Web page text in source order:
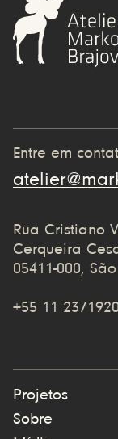
Entre em
Rua Cristiano
Cerqueira
05411-000,
+55 11
Projetos
Sobre